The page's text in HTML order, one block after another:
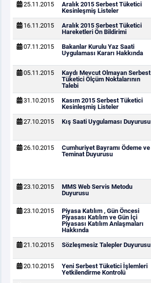
25.11.2015
Aralık 2015 Serbest Tüketici
Kesinleşmiş Listeler
16.11.2015
Aralık 2015 Serbest Tüketici
Hareketleri Ön Bildirimi
07.11.2015
Bakanlar Kurulu Yaz Saati
Uygulaması Kararı Hakkında
05.11.2015
Kaydı Mevcut Olmayan Serbest
Tüketici Ölçüm Noktalarının
Talebi
31.10.2015
Kasım 2015 Serbest Tüketici
Kesinleşmiş Listeler
27.10.2015 Kış Saati Uygulaması Duyurusu
26.10.2015
Cumhuriyet Bayramı Ödeme ve
Teminat Duyurusu
23.10.2015
MMS Web Servis Metodu
Duyurusu
23.10.2015
Piyasa Katılım , Gün Öncesi
Piyasası Katılım ve Gün İçi
Piyasası Katılım Anlaşmaları
Hakkında
21.10.2015 Sözleşmesiz Talepler Duyurusu
20.10.2015
Yeni Serbest Tüketici İşlemleri
Yetkilendirme Kontrolü